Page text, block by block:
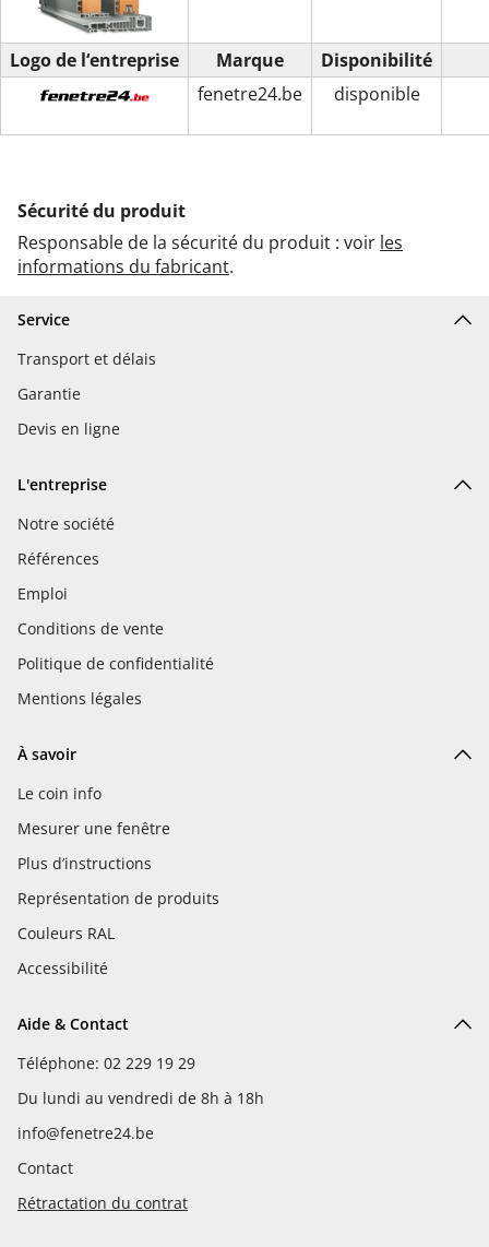
Logo de l‘entreprise
Marque
fenetre24.be
Disponibilité
disponible
Sécurité du produit
Responsable de la sécurité du produit : voir les
informations du fabricant.
Service
Transport et délais
Garantie
Devis en ligne
L'entreprise
Notre société
Références
Emploi
Conditions de vente
Politique de confidentialité
Mentions légales
À savoir
Le coin info
Mesurer une fenêtre
Plus d’instructions
Représentation de produits
Couleurs RAL
Accessibilité
Aide & Contact
Téléphone: 02 229 19 29
Du lundi au vendredi de 8h à 18h
info@fenetre24.be
Contact
Rétractation du contrat